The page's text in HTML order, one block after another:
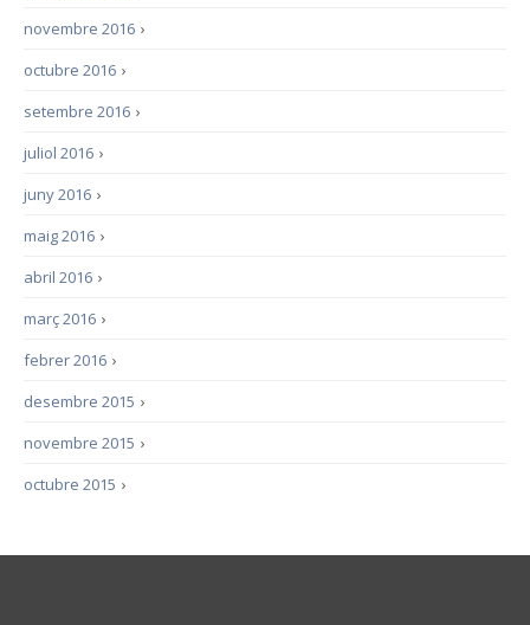
›
novembre 2016
›
octubre 2016
›
setembre 2016
›
juliol 2016
›
juny 2016
›
maig 2016
›
abril 2016
›
març 2016
›
febrer 2016
›
desembre 2015
›
novembre 2015
›
octubre 2015